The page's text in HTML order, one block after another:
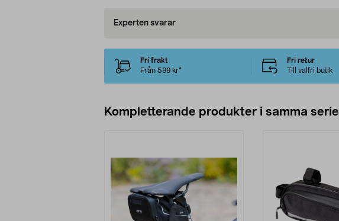
Experten svarar
Fri frakt
Från 599 kr*
Fri retur
Till valfri butik
Kompletterande produkter i samma serie